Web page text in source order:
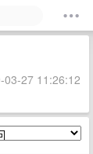
03-27 11:26:12